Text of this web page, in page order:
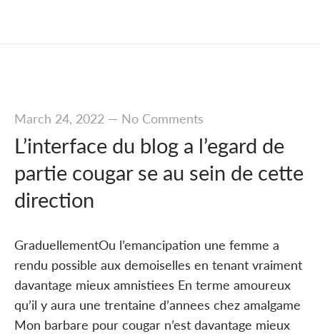
March 24, 2022— No Comments
L’interface du blog a l’egard de
partie cougar se au sein de cette
direction
GraduellementOu l’emancipation une femme a
rendu possible aux demoiselles en tenant vraiment
davantage mieux amnistiees En terme amoureux
qu’il y aura une trentaine d’annees chez amalgame
Mon barbare pour cougar n’est davantage mieux